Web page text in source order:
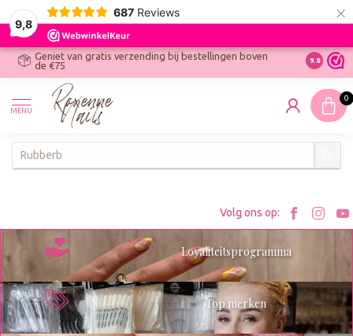
9,8
687 Reviews ×
Geniet van gratis verzending bij bestellingen boven
de €75
Ontdek
9.8
MENU
0
Volg ons op:
Bezoek
Loyaliteitsprogramma
Top merken